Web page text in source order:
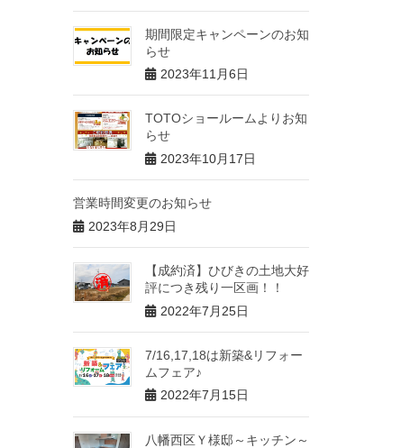
期間限定キャンペーンのお知
らせ
2023年11月6日
TOTOショールームよりお知
らせ
2023年10月17日
営業時間変更のお知らせ
2023年8月29日
【成約済】ひびきの土地大好
評につき残り一区画！！
2022年7月25日
7/16,17,18は新築&リフォー
ムフェア♪
2022年7月15日
八幡西区Ｙ様邸～キッチン～